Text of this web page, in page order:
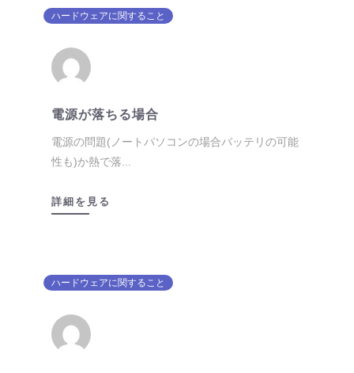
ハードウェアに関すること
電源が落ちる場合
電源の問題(ノートパソコンの場合バッテリの可能
性も)か熱で落...
詳細を見る
ハードウェアに関すること